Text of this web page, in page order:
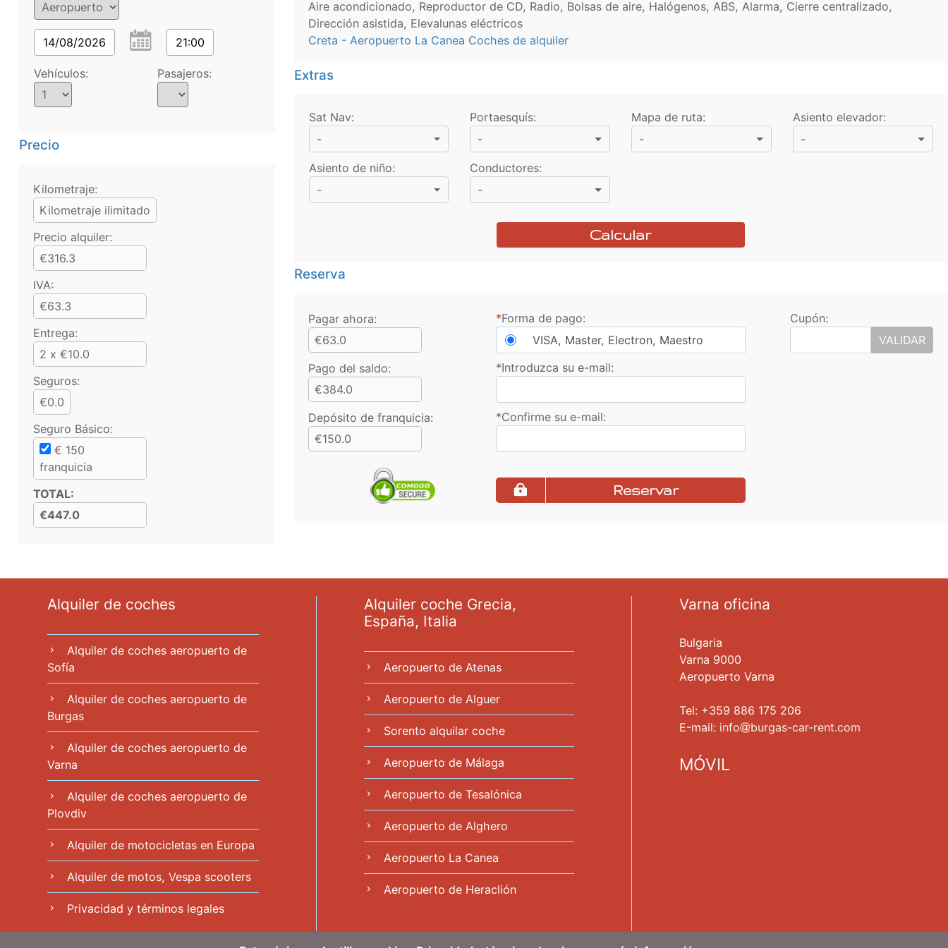
14/08/2026 21:00
Vehículos: Pasajeros:
Precio
Kilometraje:
Kilometraje ilimitado
Precio alquiler:
€316.3
IVA:
€63.3
Entrega:
2 x €10.0
Seguros:
€0.0
Seguro Básico:
€ 150
franquicia
TOTAL:
€447.0
Aire acondicionado, Reproductor de CD, Radio, Bolsas de aire, Halógenos, ABS, Alarma, Cierre centralizado,
Dirección asistida, Elevalunas eléctricos
Creta - Aeropuerto La Canea Coches de alquiler
Extras
Sat Nav:
-
Portaesquís:
-
Mapa de ruta:
-
Asiento elevador:
-
Asiento de niño:
-
Conductores:
-
Calcular
Reserva
Pagar ahora:
€63.0
*Forma de pago:
VISA, Master, Electron, Maestro
Cupón:
VALIDAR
Pago del saldo:
€384.0
*Introduzca su e-mail:
Depósito de franquicia:
€150.0
*Confirme su e-mail:
Reservar
Alquiler de coches
chevron_right
Alquiler de coches aeropuerto de
Sofía
chevron_right
Alquiler de coches aeropuerto de
Burgas
chevron_right
Alquiler de coches aeropuerto de
Varna
chevron_right
Alquiler de coches aeropuerto de
Plovdiv
chevron_right Alquiler de motocicletas en Europa
chevron_right Alquiler de motos, Vespa scooters
chevron_right Privacidad y términos legales
Alquiler coche Grecia,
España, Italia
chevron_right Aeropuerto de Atenas
chevron_right Aeropuerto de Alguer
chevron_right Sorento alquilar coche
chevron_right Aeropuerto de Málaga
chevron_right Aeropuerto de Tesalónica
chevron_right Aeropuerto de Alghero
chevron_right Aeropuerto La Canea
chevron_right Aeropuerto de Heraclión
Varna oficina
Bulgaria
Varna 9000
Aeropuerto Varna
Tel: +359 886 175 206
Е-mail: info burgas-car-rent.com
MÓVIL